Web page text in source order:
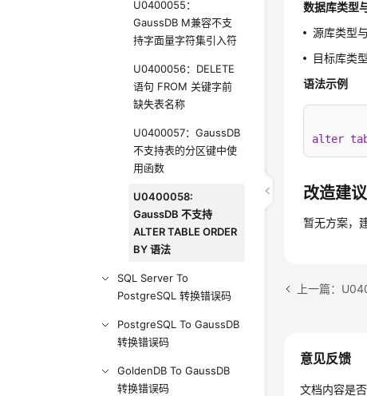
U0400055：
GaussDB M兼容不支
持字面量字符集引入符
U0400056：DELETE
语句 FROM 关键字前
缺失表名称
U0400057：GaussDB
不支持表的分区键中使
用函数
U0400058:
GaussDB 不支持
ALTER TABLE ORDER
BY 语法
SQL Server To
PostgreSQL 转换错误码
PostgreSQL To GaussDB
转换错误码
GoldenDB To GaussDB
转换错误码
数据库类型
源库类型
目标库类
语法示例
alter
改造建议
暂无方案，
意见反馈
文档内容是